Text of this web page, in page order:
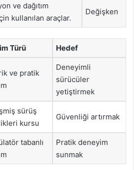
ve dağıtım
kullanılan araçlar.
Değişken
Türü Hedef
ve pratik
Deneyimli
sürücüler
yetiştirmek
sürüş
kursu
Güvenliği artırmak
tabanlı
Pratik deneyim
sunmak